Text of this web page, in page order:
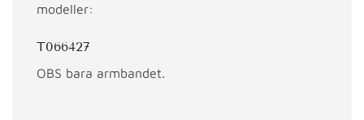
modeller:
T066427
OBS bara armbandet.